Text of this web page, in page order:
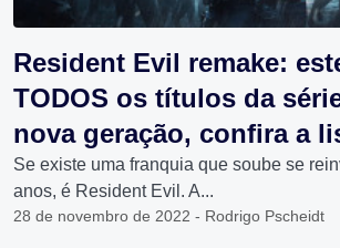
Resident Evil remake:
TODOS os títulos da
nova geração, confira a
Se existe uma franquia que soube se
anos, é Resident Evil. A...
28 de novembro de 2022 - Rodrigo Pscheidt